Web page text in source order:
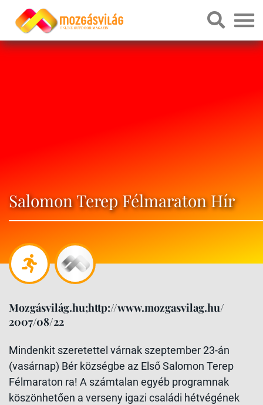
Salomon Terep Félmaraton Hír
Mozgásvilág.hu;http://www.mozgasvilag.hu/
2007/08/22
Mindenkit szeretettel várnak szeptember 23-án
(vasárnap) Bér községbe az Első Salomon Terep
Félmaraton ra! A számtalan egyéb programnak
köszönhetően a verseny igazi családi hétvégének